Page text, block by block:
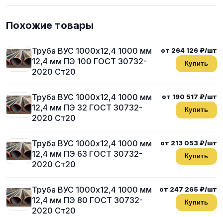
Похожие товары
Труба ВУС 1000х12,4 1000 мм
12,4 мм ПЭ 100 ГОСТ 30732-
2020 Ст20
от 264 126 ₽/шт
Купить
Труба ВУС 1000х12,4 1000 мм
12,4 мм ПЭ 32 ГОСТ 30732-
2020 Ст20
от 190 517 ₽/шт
Купить
Труба ВУС 1000х12,4 1000 мм
12,4 мм ПЭ 63 ГОСТ 30732-
2020 Ст20
от 213 053 ₽/шт
Купить
Труба ВУС 1000х12,4 1000 мм
12,4 мм ПЭ 80 ГОСТ 30732-
2020 Ст20
от 247 265 ₽/шт
Купить